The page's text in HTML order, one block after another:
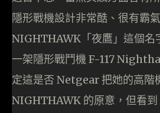
隱形戰機設計非常酷、很有霸
NIGHTHAWK「夜鷹」這個名
一架隱形戰鬥機 F-117
定這是否 Netgear 把她的高階
NIGHTHAWK 的原意，但看到